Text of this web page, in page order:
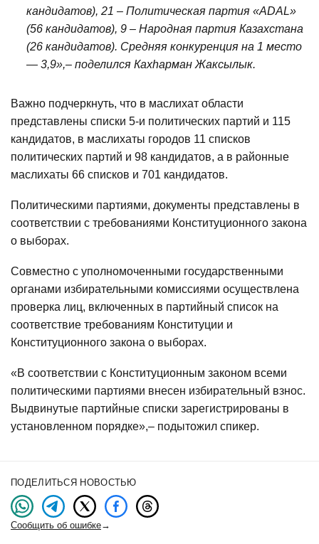
кандидатов), 21 – Политическая партия «АDAL»
(56 кандидатов), 9 – Народная партия Казахстана
(26 кандидатов). Средняя конкуренция на 1 место
— 3,9»,– поделился Кахһарман Жаксылык.
Важно подчеркнуть, что в маслихат области
представлены списки 5-и политических партий и 115
кандидатов, в маслихаты городов 11 списков
политических партий и 98 кандидатов, а в районные
маслихаты 66 списков и 701 кандидатов.
Политическими партиями, документы представлены в
соответствии с требованиями Конституционного закона
о выборах.
Совместно с уполномоченными государственными
органами избирательными комиссиями осуществлена
проверка лиц, включенных в партийный список на
соответствие требованиям Конституции и
Конституционного закона о выборах.
«В соответствии с Конституционным законом всеми
политическими партиями внесен избирательный взнос.
Выдвинутые партийные списки зарегистрированы в
установленном порядке»,– подытожил спикер.
ПОДЕЛИТЬСЯ НОВОСТЬЮ
Сообщить об ошибке→